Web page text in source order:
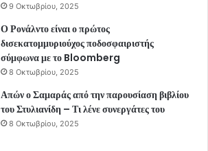
9 Οκτωβρίου, 2025
Ο Ρονάλντο είναι ο πρώτος
δισεκατομμυριούχος ποδοσφαιριστής
σύμφωνα με το Bloomberg
8 Οκτωβρίου, 2025
Απών ο Σαμαράς από την παρουσίαση βιβλίου
του Στυλιανίδη – Τι λένε συνεργάτες του
8 Οκτωβρίου, 2025